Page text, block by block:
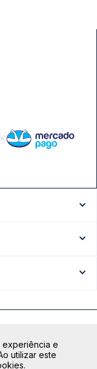
06453-038
experiência e
utilizar este